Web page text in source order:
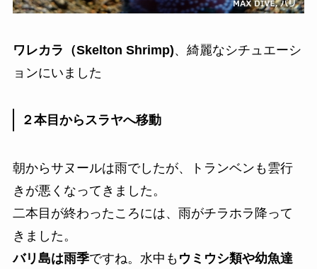
ワレカラ（Skelton Shrimp)、綺麗なシチュエーシ
ョンにいました
２本目からスラヤへ移動
朝からサヌールは雨でしたが、トランベンも雲行
きが悪くなってきました。
二本目が終わったころには、雨がチラホラ降って
きました。
バリ島は雨季ですね。水中も ウミウシ類や幼魚達